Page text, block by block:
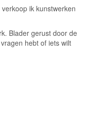
ik kunstwerken
Blader gerust door de
hebt of iets wilt